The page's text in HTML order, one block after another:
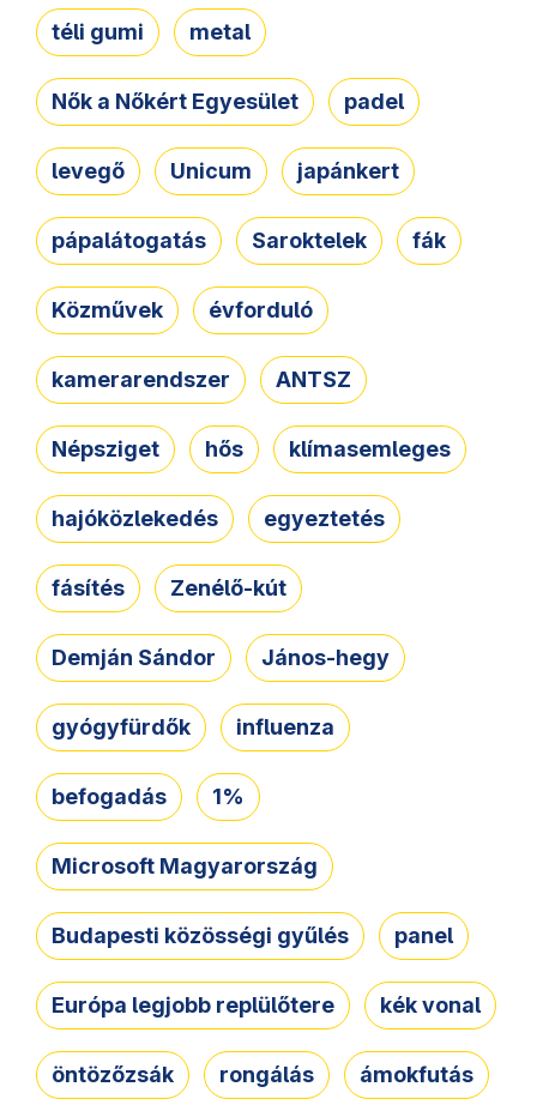
téli gumi metal
Nők a Nőkért Egyesület padel
levegő Unicum japánkert
pápalátogatás Saroktelek fák
Közművek évforduló
kamerarendszer ANTSZ
Népsziget hős klímasemleges
hajóközlekedés egyeztetés
fásítés Zenélő-kút
Demján Sándor János-hegy
gyógyfürdők influenza
befogadás 1%
Microsoft Magyarország
Budapesti közösségi gyűlés panel
Európa legjobb replülőtere kék vonal
öntözőzsák rongálás ámokfutás